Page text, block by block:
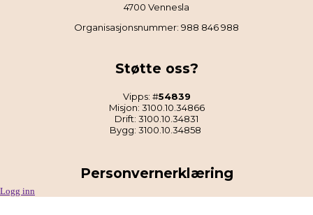
4700 Vennesla
Organisasjonsnummer: 988 846 988
Støtte oss?
Vipps: #54839
Misjon: 3100.10.34866
Drift: 3100.10.34831
Bygg: 3100.10.34858
Personvernerklæring
Les Norkirken Vennesla sin personvernerklæring.
Logg inn